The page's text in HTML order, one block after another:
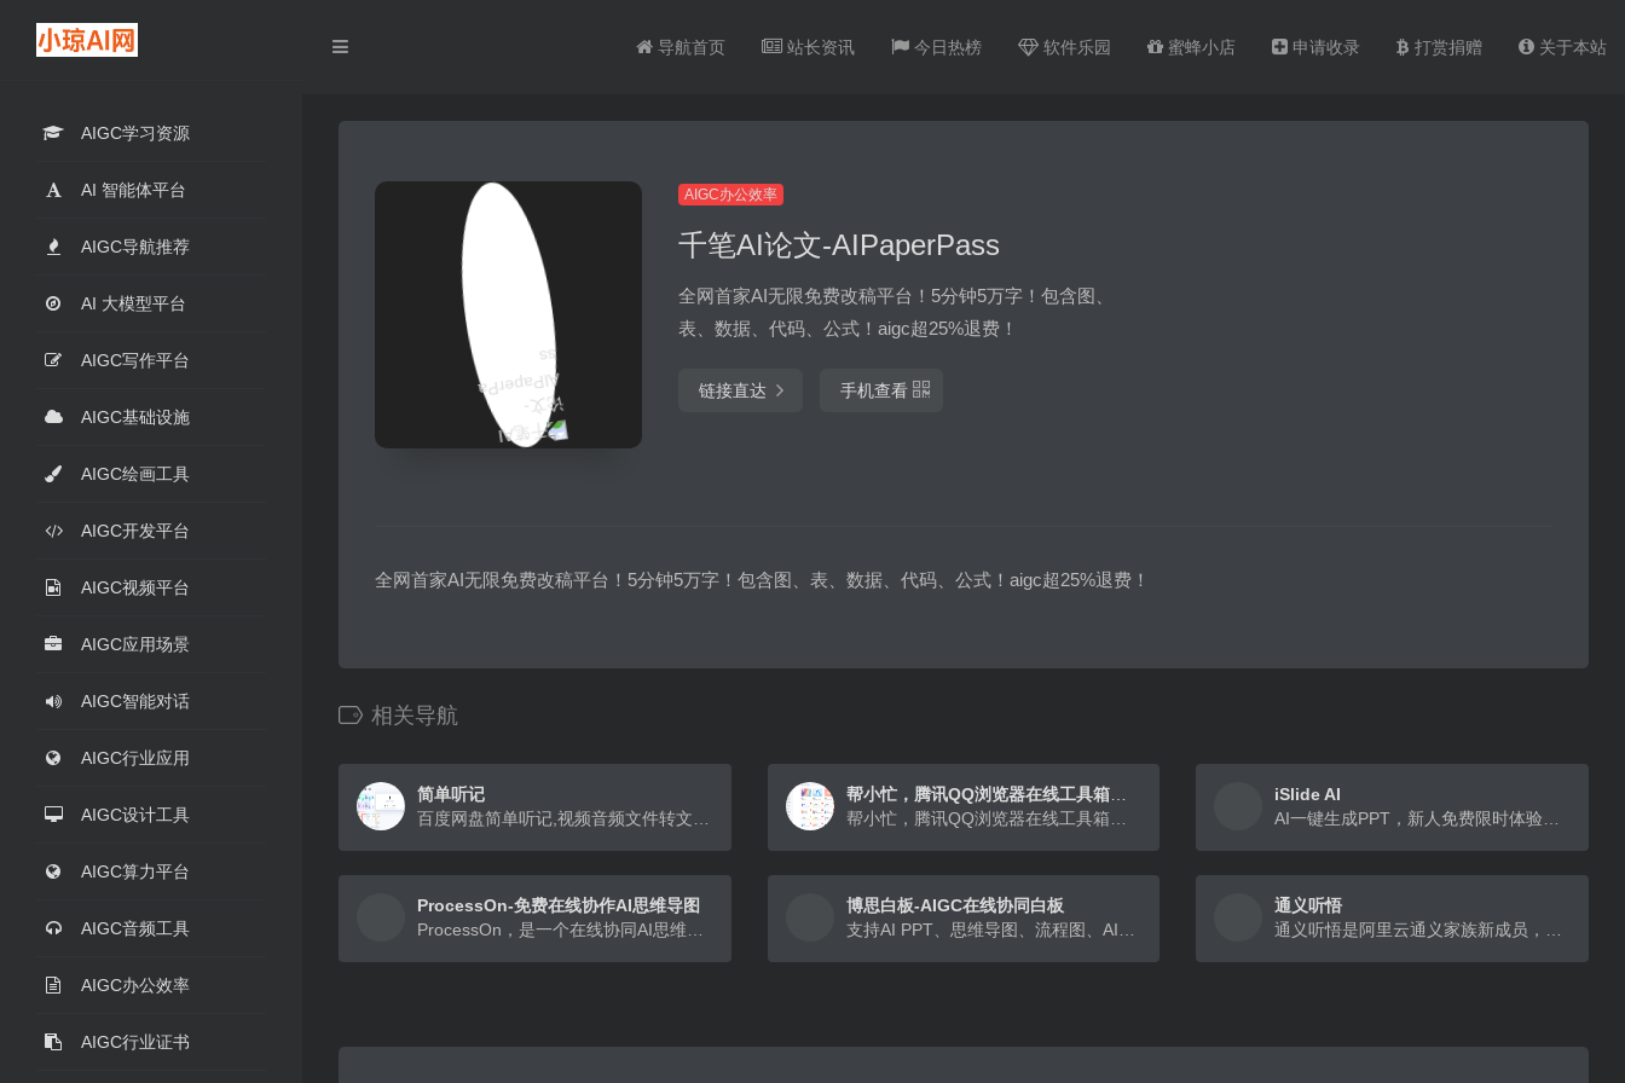
AIGC学习资源
AI 智能体平台
AIGC导航推荐
AI 大模型平台
AIGC写作平台
AIGC基础设施
AIGC绘画工具
AIGC开发平台
AIGC视频平台
AIGC应用场景
AIGC智能对话
AIGC行业应用
AIGC设计工具
AIGC算力平台
AIGC音频工具
AIGC办公效率
AIGC行业证书
导航首页 站长资讯 今日热榜 软件乐园 蜜蜂小店 申请收录 打赏捐赠 关于本站
AIGC办公效率
千笔AI论文-AIPaperPass
全网首家AI无限免费改稿平台！5分钟5万字！包含图、
表、数据、代码、公式！aigc超25%退费！
链接直达 手机查看
全网首家AI无限免费改稿平台！5分钟5万字！包含图、表、数据、代码、公式！aigc超25%退费！
相关导航
简单听记
帮小忙，腾讯QQ浏览器在线工具箱平台
iSlide AI
ProcessOn-免费在线协作AI思维导图
博思白板-AIGC在线协同白板
通义听悟